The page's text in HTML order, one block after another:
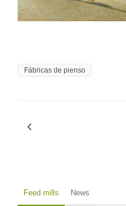
Fábricas de pienso
Feed mills News